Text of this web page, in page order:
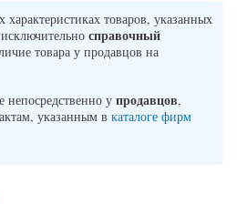
товаров, указанных
справочный
товара у продавцов на
непосредственно у продавцов,
указанным в каталоге фирм